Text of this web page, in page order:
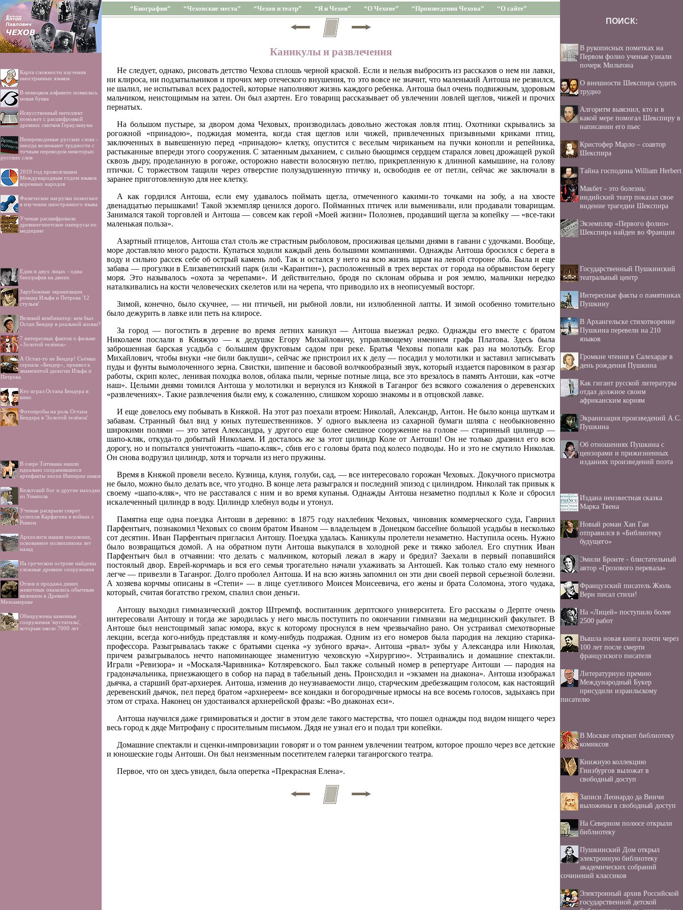
“Биография” “Чеховские места” “Чехов и театр” “Я и Чехов” “О Чехове” “Произведения Чехова” “О сайте”
Карта сложности изучения
иностранных языков
В немецком алфавите появилась
новая буква
Искусственный интеллект
поможет с расшифровкой
древних свитков Геркуланума
Непереводимые русские слова -
иногда возникают трудности с
точным переводом некоторых
русских слов
2019 год провозглашен
Международным годом языков
коренных народов
Физические нагрузки помогают
в изучении иностранного языка
Ученые расшифровали
древнеегипетские папирусы по
медицине
Един в двух лицах - одна
биография на двоих
Зарубежные экранизации
романа Ильфа и Петрова '12
стульев'
Великий комбинатор: кем был
Остап Бендер в реальной жизни?
7 интересных фактов о фильме
«Золотой телёнок»
А Остап-то не Бендер! Cъёмки
сериала «Бендер», приквел к
знаменитой дилогии Ильфа и
Петрова
Кто играл Остапа Бендера в
кино
Фотопробы на роль Остапа
Бендера в 'Золотой телёнок'
В озере Титикака нашли
идеально сохранившиеся
артефакты эпохи Империи инков
Кельтский бог и другие находки
из Уимпола
Ученые раскрыли секрет
успехов Карфагена в войнах с
Римом
Археологи нашли поселение,
основанное полмиллиона лет
назад
На греческом острове найдены
сложные древние сооружения
Отлов и продажа диких
животных оказались обычным
явлением в Древней
Мезоамерике
Обнаружены каменные
сооружения 'мустатилы',
которым около 7000 лет
Каникулы и развлечения
Не следует, однако, рисовать детство Чехова сплошь черной краской. Если и нельзя выбросить из рассказов о нем ни лавки,
ни клироса, ни подзатыльников и прочих мер отеческого внушения, то это вовсе не значит, что маленький Антоша не резвился,
не шалил, не испытывал всех радостей, которые наполняют жизнь каждого ребенка. Антоша был очень подвижным, здоровым
мальчиком, неистощимым на затеи. Он был азартен. Его товарищ рассказывает об увлечении ловлей щеглов, чижей и прочих
пернатых.
На большом пустыре, за двором дома Чеховых, производилась довольно жестокая ловля птиц. Охотники скрывались за
рогожной «принадою», поджидая момента, когда стая щеглов или чижей, привлеченных призывными криками птиц,
заключенных в вывешенную перед «принадою» клетку, опустится с веселым чириканьем на пучки конопли и репейника,
растыканные впереди этого сооружения. С затаенным дыханием, с сильно бьющимся сердцем старался ловец дрожащей рукой
сквозь дыру, проделанную в рогоже, осторожно навести волосяную петлю, прикрепленную к длинной камышине, на голову
птички. С торжеством тащили через отверстие полузадушенную птичку и, освободив ее от петли, сейчас же заключали в
заранее приготовленную для нее клетку.
А как гордился Антоша, если ему удавалось поймать щегла, отмеченного какими-то точками на зобу, а на хвосте
двенадцатью перышками! Такой экземпляр ценился дорого. Пойманных птичек или выменивали, или продавали товарищам.
Занимался такой торговлей и Антоша — совсем как герой «Моей жизни» Полознев, продавший щегла за копейку — «все-таки
маленькая польза».
Азартный птицелов, Антоша стал столь же страстным рыболовом, просиживая целыми днями в гавани с удочками. Вообще,
море доставляло много радости. Купаться ходили каждый день большими компаниями. Однажды Антоша бросился с берега в
воду и сильно рассек себе об острый камень лоб. Так и остался у него на всю жизнь шрам на левой стороне лба. Была и еще
забава — прогулки в Елизаветинский парк (или «Карантин»), расположенный в трех верстах от города на обрывистом берегу
моря. Это называлось «охота за черепами». И действительно, бродя по склонам обрыва и роя землю, мальчики нередко
наталкивались на кости человеческих скелетов или на черепа, что приводило их в неописуемый восторг.
Зимой, конечно, было скучнее, — ни птичьей, ни рыбной ловли, ни излюбленной лапты. И зимой особенно томительно
было дежурить в лавке или петь на клиросе.
За город — погостить в деревне во время летних каникул — Антоша выезжал редко. Однажды его вместе с братом
Николаем послали в Княжую — к дедушке Егору Михайловичу, управляющему имением графа Платова. Здесь была
заброшенная барская усадьба с большим фруктовым садом при реке. Братья Чеховы попали как раз на молотьбу. Егор
Михайлович, чтобы внуки «не били баклуши», сейчас же пристроил их к делу — посадил у молотилки и заставил записывать
пуды и фунты вымолоченного зерна. Свистки, шипение и басовой волчкообразный звук, который издается паровиком в разгар
работы, скрип колес, ленивая походка волов, облака пыли, черные потные лица, все это врезалось в память Антоши, как «отче
наш». Целыми днями томился Антоша у молотилки и вернулся из Княжой в Таганрог без всякого сожаления о деревенских
«развлечениях». Такие развлечения были ему, к сожалению, слишком хорошо знакомы и в отцовской лавке.
И еще довелось ему побывать в Княжой. На этот раз поехали втроем: Николай, Александр, Антон. Не было конца шуткам и
забавам. Странный был вид у юных путешественников. У одного выклеена из сахарной бумаги шляпа с необыкновенно
широкими полями — это затея Александра, у другого еще более смешное сооружение на голове — старинный цилиндр —
шапо-кляк, откуда-то добытый Николаем. И досталось же за этот цилиндр Коле от Антоши! Он не только дразнил его всю
дорогу, но и попытался уничтожить «шапо-кляк», сбив его с головы брата под колесо подводы. Но и это не смутило Николая.
Он снова водрузил цилиндр, хотя и торчали из него пружины.
Время в Княжой провели весело. Кузница, клуня, голуби, сад, — все интересовало горожан Чеховых. Докучного присмотра
не было, можно было делать все, что угодно. В конце лета разыгрался и последний эпизод с цилиндром. Николай так привык к
своему «шапо-кляк», что не расставался с ним и во время купанья. Однажды Антоша незаметно подплыл к Коле и сбросил
искалеченный цилиндр в воду. Цилиндр хлебнул воды и утонул.
Памятна еще одна поездка Антоши в деревню: в 1875 году нахлебник Чеховых, чиновник коммерческого суда, Гавриил
Парфентьич, познакомил Чеховых со своим братом Иваном — владельцем в Донецком бассейне большой усадьбы в несколько
сот десятин. Иван Парфентьич пригласил Антошу. Поездка удалась. Каникулы пролетели незаметно. Наступила осень. Нужно
было возвращаться домой. А на обратном пути Антоша выкупался в холодной реке и тяжко заболел. Его спутник Иван
Парфентьич был в отчаянии: что делать с мальчиком, который лежал в жару и бредил? Заехали в первый попавшийся
постоялый двор. Еврей-корчмарь и вся его семья трогательно начали ухаживать за Антошей. Как только стало ему немного
легче — привезли в Таганрог. Долго проболел Антоша. И на всю жизнь запомнил он эти дни своей первой серьезной болезни.
А хозяева корчмы описаны в «Степи» — в лице суетливого Моисея Моисеевича, его жены и брата Соломона, этого чудака,
который, считая богатство грехом, спалил свои деньги.
Антошу выходил гимназический доктор Штремпф, воспитанник дерптского университета. Его рассказы о Дерпте очень
интересовали Антошу и тогда же зародилась у него мысль поступить по окончании гимназии на медицинский факультет. В
Антоше был неистощимый запас юмора, вкус к которому проснулся в нем чрезвычайно рано. Он устраивал смехотворные
лекции, всегда кого-нибудь представляя и кому-нибудь подражая. Одним из его номеров была пародия на лекцию старика-
профессора. Разыгрывалась также с братьями сценка «у зубного врача». Антоша «рвал» зубы у Александра или Николая,
причем разыгрывалось нечто напоминающее знаменитую чеховскую «Хирургию». Устраивались и домашние спектакли.
Играли «Ревизора» и «Москаля-Чаривника» Котляревского. Был также сольный номер в репертуаре Антоши — пародия на
градоначальника, приезжающего в собор на парад в табельный день. Происходил и «экзамен на диакона». Антоша изображал
дьячка, а старший брат-архиерея. Антоша, изменив до неузнаваемости лицо, старческим дребезжащим голосом, как настоящий
деревенский дьячок, пел перед братом «архиереем» все кондаки и богородичные ирмосы на все восемь голосов, задыхаясь при
этом от страха. Наконец он удостаивался архиерейской фразы: «Во диаконах еси».
Антоша научился даже гримироваться и достиг в этом деле такого мастерства, что пошел однажды под видом нищего через
весь город к дяде Митрофану с просительным письмом. Дядя не узнал его и подал три копейки.
Домашние спектакли и сценки-импровизации говорят и о том раннем увлечении театром, которое прошло через все детские
и юношеские годы Антоши. Он был неизменным посетителем галерки таганрогского театра.
Первое, что он здесь увидел, была оперетка «Прекрасная Елена».
ПОИСК:
В рукописных пометках на
Первом фолио ученые узнали
почерк Мильтона
О внешности Шекспира судить
трудно
Алгоритм выяснил, кто и в
какой мере помогал Шекспиру в
написании его пьес
Кристофер Марло – соавтор
Шекспира
Тайна господина William Herbert
Макбет - это болезнь:
индийский театр показал свое
видение трагедии Шекспира
Экземпляр «Первого фолио»
Шекспира найден во Франции
Государственный Пушкинский
театральный центр
Интересные факты о памятниках
Пушкину
В Архангельске стихотворение
Пушкина перевели на 210
языков
Громкие чтения в Салехарде в
день рождения Пушкина
Как гигант русской литературы
отдал должное своим
африканским корням
Экранизация произведений А.С.
Пушкина
Об отношениях Пушкина с
цензорами и прижизненных
изданиях произведений поэта
Издана неизвестная сказка
Марка Твена
Новый роман Хан Ган
отправился в «Библиотеку
будущего»
Эмили Бронте - блистательный
автор «Грозового перевала»
Французский писатель Жюль
Верн писал стихи!
На «Лицей» поступило более
2500 работ
Вышла новая книга почти через
100 лет после смерти
французского писателя
Литературную премию
Международный Букер
присудили израильскому
писателю
В Москве откроют библиотеку
комиксов
Книжную коллекцию
Гинзбургов выложат в
свободный доступ
Записи Леонардо да Винчи
выложены в свободный доступ
На Северном полюсе открыли
библиотеку
Пушкинский Дом открыл
электронную библиотеку
академических собраний
сочинений классиков
Электронный архив Российской
государственной детской